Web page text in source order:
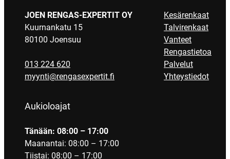
JOEN RENGAS-EXPERTIT OY
Kuurnankatu 15
80100 Joensuu
013 224 620
myynti@rengasexpertit.fi
Aukioloajat
Tänään: 08:00 – 17:00
Maanantai: 08:00 – 17:00
Tiistai: 08:00 – 17:00
Kesärenkaat
Talvirenkaat
Vanteet
Rengastietoa
Palvelut
Yhteystiedot